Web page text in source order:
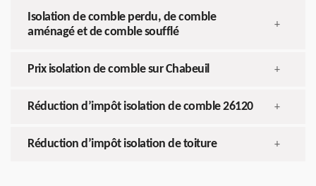
Isolation de comble perdu, de comble
aménagé et de comble soufflé
+
Prix isolation de comble sur Chabeuil +
Réduction d’impôt isolation de comble 26120 +
Réduction d’impôt isolation de toiture +